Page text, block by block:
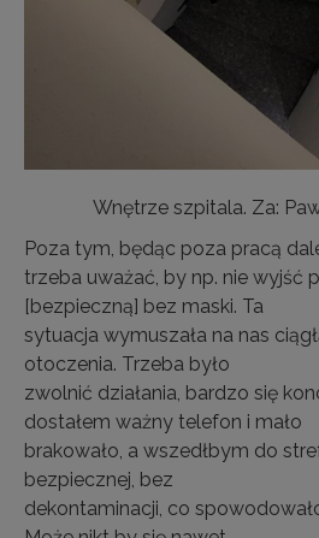
Wnętrze szpitala. Za:
Poza tym, będąc poza pracą
trzeba uważać, by np. nie wyjść
[bezpieczną] bez maski. Ta
sytuacja wymuszała na nas
otoczenia. Trzeba było
zwolnić działania, bardzo się
dostałem ważny telefon i mało
brakowało, a wszedłbym do
bezpiecznej, bez
dekontaminacji, co